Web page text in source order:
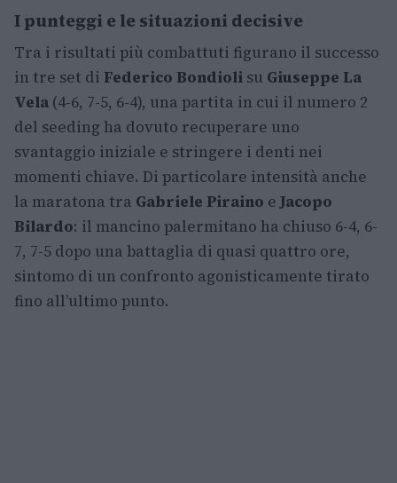
I punteggi e le situazioni decisive
Tra i risultati più combattuti figurano il successo
in tre set di Federico Bondioli su Giuseppe La
Vela (4-6, 7-5, 6-4), una partita in cui il numero 2
del seeding ha dovuto recuperare uno
svantaggio iniziale e stringere i denti nei
momenti chiave. Di particolare intensità anche
la maratona tra Gabriele Piraino eJacopo
Bilardo: il mancino palermitano ha chiuso 6-4, 6-
7, 7-5 dopo una battaglia di quasi quattro ore,
sintomo di un confronto agonisticamente tirato
fino all’ultimo punto.